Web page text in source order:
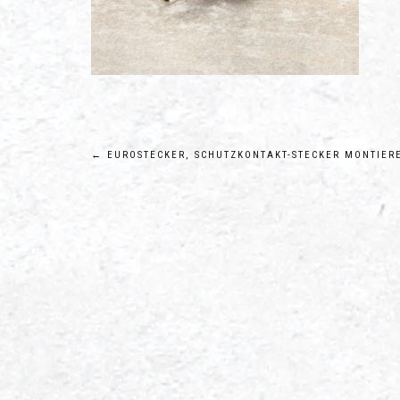
Beitragsnavigation
← EUROSTECKER, SCHUTZKONTAKT-STECKER